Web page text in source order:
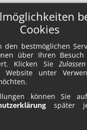
Cookies
den bestmöglichen
über Ihren
Klicken SieZulassen
Website unter
können Sie
später